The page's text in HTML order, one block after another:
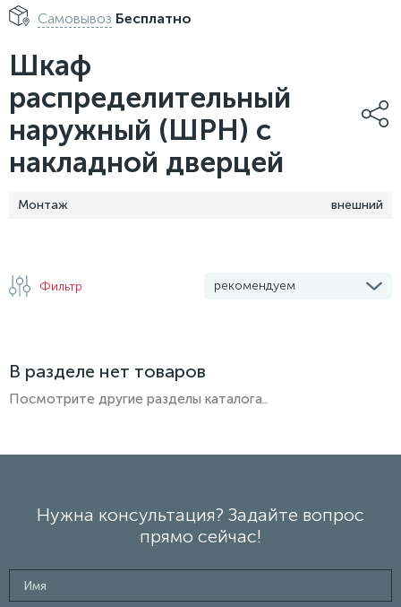
Самовывоз Бесплатно
Шкаф
распределительный
наружный (ШРН) с
накладной дверцей
Монтаж внешний
Фильтр рекомендуем
В разделе нет товаров
Посмотрите другие разделы каталога..
Нужна консультация? Задайте вопрос
прямо сейчас!